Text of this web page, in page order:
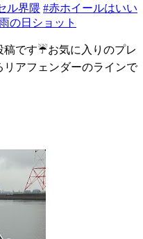
ル界隈 #赤ホイールはいい
の日ショット
です☔お気に入りのプレ
アフェンダーのラインで